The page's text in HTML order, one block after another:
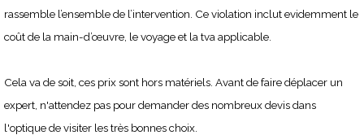
rassemble l’ensemble de l’intervention. Ce violation inclut evidemment le
coût de la main-d’œuvre, le voyage et la tva applicable.
Cela va de soit, ces prix sont hors matériels. Avant de faire déplacer un
expert, n'attendez pas pour demander des nombreux devis dans
l'optique de visiter les très bonnes choix.